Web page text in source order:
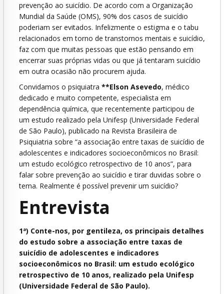
prevenção ao suicídio. De acordo com a Organização
Mundial da Saúde (OMS), 90% dos casos de suicídio
poderiam ser evitados. Infelizmente o estigma e o tabu
relacionados em torno de transtornos mentais e suicídio,
faz com que muitas pessoas que estão pensando em
encerrar suas próprias vidas ou que já tentaram suicídio
em outra ocasião não procurem ajuda.
Convidamos o psiquiatra **Elson Asevedo, médico
dedicado e muito competente, especialista em
dependência química, que recentemente participou de
um estudo realizado pela Unifesp (Universidade Federal
de São Paulo), publicado na Revista Brasileira de
Psiquiatria sobre “a associação entre taxas de suicídio de
adolescentes e indicadores socioeconômicos no Brasil:
um estudo ecológico retrospectivo de 10 anos”, para
falar sobre prevenção ao suicídio e tirar duvidas sobre o
tema. Realmente é possível prevenir um suicídio?
Entrevista
1ª) Conte-nos, por gentileza, os principais detalhes
do estudo sobre a associação entre taxas de
suicídio de adolescentes e indicadores
socioeconômicos no Brasil: um estudo ecológico
retrospectivo de 10 anos, realizado pela Unifesp
(Universidade Federal de São Paulo).